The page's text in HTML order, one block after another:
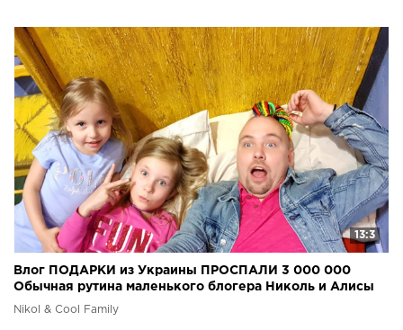
13:3
Влог ПОДАРКИ из Украины ПРОСПАЛИ 3 000 000
Обычная рутина маленького блогера Николь и Алисы
Nikol & Cool Family